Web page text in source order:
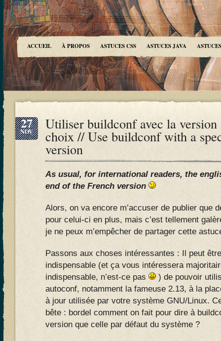
ACCUEIL À PROPOS ASTUCES CSS ASTUCES JAVA
27
NOV Utiliser buildconf avec la version
choix // Use buildconf with a
version
As usual, for international readers, the
end of the French version
Alors, on va encore m’accuser de publier que
pour celui-ci en plus, mais c’est tellement
je ne peux m’empêcher de partager cette
Passons aux choses intéressantes : Il peut
indispensable (et ça vous intéressera
indispensable, n’est-ce pas
) de pouvoir
autoconf, notamment la fameuse 2.13, à la
à jour utilisée par votre système GNU/Linux.
bête : bordel comment on fait pour dire à
version que celle par défaut du système ?